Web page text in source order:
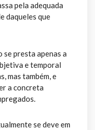
pela adequada
daqueles que
presta apenas a
e temporal
mas também, e
a concreta
se deve em